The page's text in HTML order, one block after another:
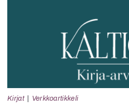
Kirjat Verkkoartikkeli